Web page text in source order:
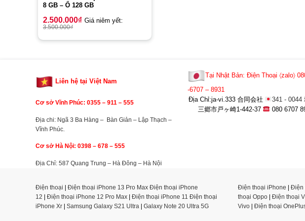
8 GB – Ổ 128 GB
2.500.000₫ Giá niêm yết:
3.500.000₫
Liên hệ tại Việt Nam
Cơ sở Vĩnh Phúc: 0355 – 911 – 555
Địa chi: Ngã 3 Ba Hàng – Bàn Giản – Lập Thạch –
Vĩnh Phúc.
Cơ sở Hà Nội: 0398 – 678 – 555
Địa Chỉ: 587 Quang Trung – Hà Đông – Hà Nội
Tại Nhật Bản: Điện Thoại 〈zalo〉
-6707 – 8931
Địa Chỉ:ja-vi.333 合同会社
341 - 0044
三郷市戸ヶ崎1-442-37
080 6707
Điện thoại Điện thoại iPhone 13 Pro Max Điện thoại iPhone
12
Điện thoại iPhone 12 Pro Max Điện thoại iPhone 11 Điện thoại
iPhone Xr
Samsung Galaxy S21 Ultra Galaxy Note 20 Ultra 5G
Điện thoại iPhone Điện
thoại Oppo
Điện thoại
Vivo
Điện thoại